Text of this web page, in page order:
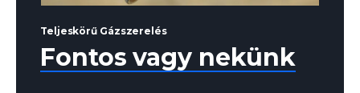
Teljeskörű Gázszerelés
Fontos vagy nekünk